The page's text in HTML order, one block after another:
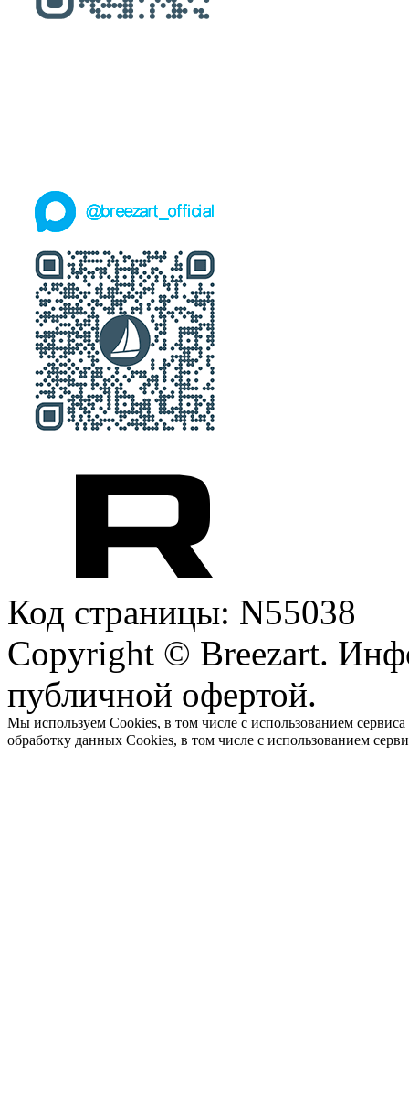
Код страницы: N55038
Copyright © Breezart.
публичной офертой.
Мы используем Cookies, в том числе с использованием
обработку данных Cookies, в том числе с использованием